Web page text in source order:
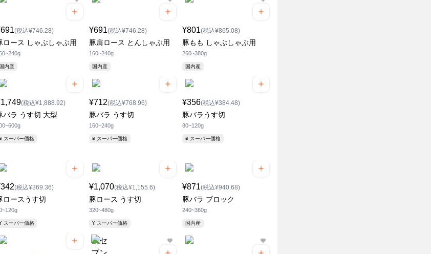
(税込¥746.28)
ロース しゃぶしゃぶ用
国内産
¥691(税込¥746.28)
豚肩ロース とんしゃぶ用
160~240g
国内産
¥801(税込¥865.08)
豚もも しゃぶしゃぶ用
260~380g
国内産
(税込¥1,888.92)
バラ うす切 大型
¥ スーパー価格
¥712(税込¥768.96)
豚バラ うす切
160~240g
¥ スーパー価格
¥356(税込¥384.48)
豚バラうす切
80~120g
¥ スーパー価格
(税込¥369.36)
ロースうす切
¥ スーパー価格
¥1,070(税込¥1,155.6)
豚ロース うす切
320~480g
¥ スーパー価格
¥871(税込¥940.68)
豚バラ ブロック
240~360g
国内産